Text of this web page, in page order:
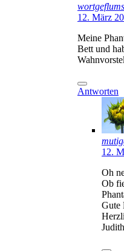
12. März
Meine
Bett und
Antworten
12.
Oh
Ob
Gute
Judith